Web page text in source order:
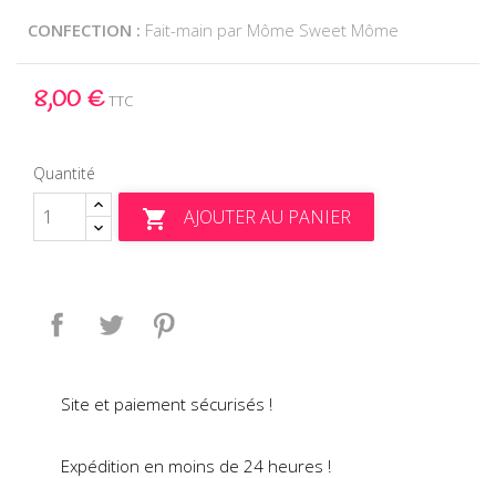
CONFECTION : Fait-main par Môme Sweet Môme
8,00 €TTC
Quantité
 AJOUTER AU PANIER
Partager Tweet
Site et paiement sécurisés !
Expédition en moins de 24 heures !